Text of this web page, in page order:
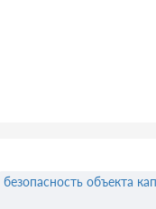
безопасность объекта